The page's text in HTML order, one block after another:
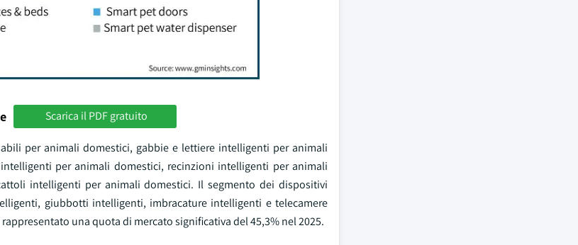
Scarica il PDF gratuito
per animali domestici, gabbie e lettiere intelligenti per animali
per animali domestici, recinzioni intelligenti per animali
intelligenti per animali domestici. Il segmento dei dispositivi
giubbotti intelligenti, imbracature intelligenti e telecamere
una quota di mercato significativa del 45,3% nel 2025.